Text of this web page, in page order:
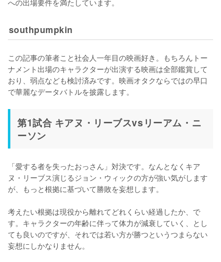
southpumpkin
この記事の筆者こと社会人一年目の映画好き。もちろんトー
ナメント出場のキャラクターが出演する映画は全部鑑賞して
おり、弱点なども検討済みです。映画オタクならではの早口
で華麗なデータバトルを披露します。
第1試合 キアヌ・リーブスvsリーアム・ニ
ーソン
「愛する者を失ったおっさん」対決です。なんとなくキア
ヌ・リーブス演じるジョン・ウィックの方が強い気がします
が、もっと根拠に基づいて勝敗を妄想します。
考えたい根拠は現役から離れてどれくらい経過したか、で
す。キャラクターの年齢に伴って体力が減衰していく、とし
ても良いのですが、それでは若い方が勝つというつまらない
妄想にしかなりません。